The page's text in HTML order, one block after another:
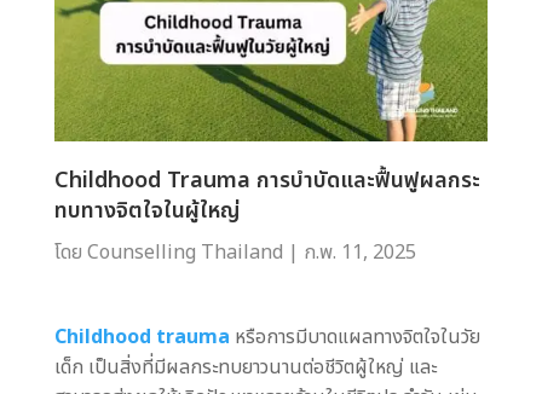
Childhood Trauma การบำบัดและฟื้นฟูผลกระ
ทบทางจิตใจในผู้ใหญ่
โดย Counselling Thailand | ก.พ. 11, 2025
Childhood trauma หรือการมีบาดแผลทางจิตใจในวัย
เด็ก เป็นสิ่งที่มีผลกระทบยาวนานต่อชีวิตผู้ใหญ่ และ